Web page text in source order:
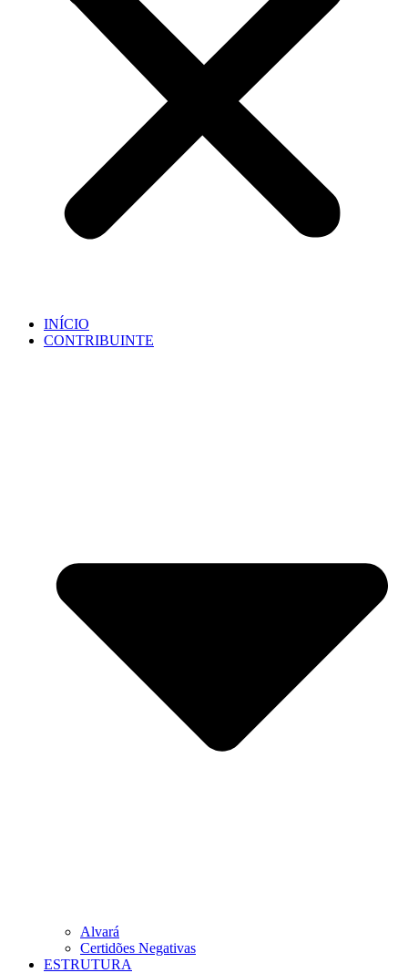
INÍCIO
CONTRIBUINTE
Alvará
Certidões Negativas
ESTRUTURA